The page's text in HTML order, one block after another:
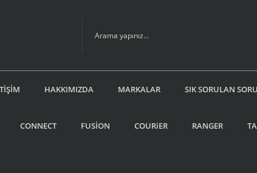
HAKKIMIZDA MARKALAR SIK SORULAN
CONNECT FUSİON COURiER RANGER